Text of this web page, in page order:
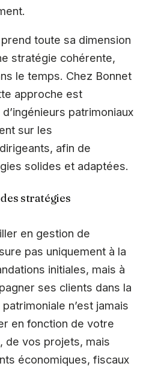
toute sa dimension
stratégie cohérente,
le temps. Chez Bonnet
approche est
patrimoniaux
sur les
afin de
solides et adaptées.
stratégies
en gestion de
pas uniquement à la
initiales, mais à
ses clients dans la
n’est jamais
en fonction de votre
de vos projets, mais
économiques, fiscaux